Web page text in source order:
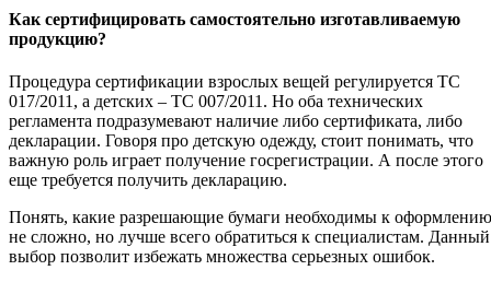
Как сертифицировать самостоятельно изготавливаемую
продукцию?
Процедура сертификации взрослых вещей регулируется ТС
017/2011, а детских – ТС 007/2011. Но оба технических
регламента подразумевают наличие либо сертификата, либо
декларации. Говоря про детскую одежду, стоит понимать, что
важную роль играет получение госрегистрации. А после этого
еще требуется получить декларацию.
Понять, какие разрешающие бумаги необходимы к оформлению
не сложно, но лучше всего обратиться к специалистам. Данный
выбор позволит избежать множества серьезных ошибок.